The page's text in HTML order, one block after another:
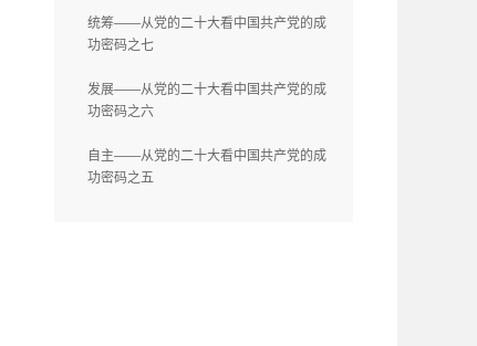
统筹——从党的二十大看中国共产党的成
功密码之七
发展——从党的二十大看中国共产党的成
功密码之六
自主——从党的二十大看中国共产党的成
功密码之五